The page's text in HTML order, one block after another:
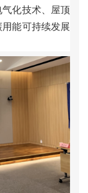
气化技术、 屋顶
用能可持续发展